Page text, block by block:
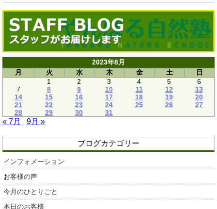
2023年8月
月
火 水 木 金 土
日
1
2 3 4 5
6
7
8 9 10 11 12
13
14
15 16 17 18 19
20
21
22 23 24 25 26
27
28
29 30 31
« 7月 9月 »
ブログカテゴリー
インフォメーション
お客様の声
今月のひとりごと
本日のお客様